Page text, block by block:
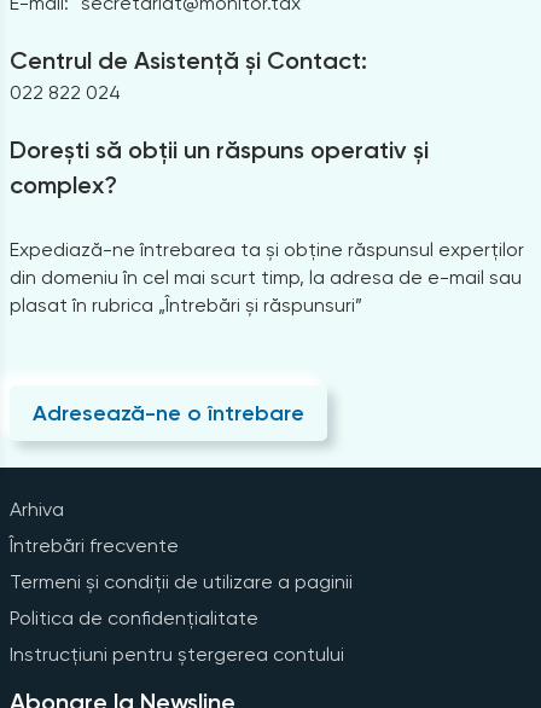
Centrul de Asistență și Contact:
022 822 024
Dorești să obții un răspuns operativ și
complex?
Expediază-ne întrebarea ta și obține răspunsul experților
din domeniu în cel mai scurt timp, la adresa de e-mail sau
plasat în rubrica „Întrebări și răspunsuri”
Adresează-ne o întrebare
Arhiva
Întrebări frecvente
Termeni și condiții de utilizare a paginii
Politica de confidențialitate
Instrucțiuni pentru ștergerea contului
Abonare la Newsline